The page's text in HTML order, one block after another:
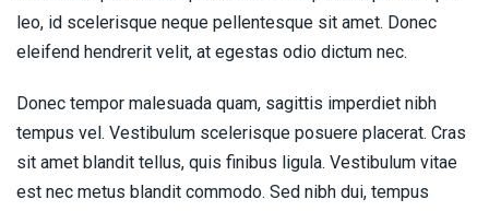
leo, id scelerisque neque pellentesque sit amet. Donec
eleifend hendrerit velit, at egestas odio dictum nec.
Donec tempor malesuada quam, sagittis imperdiet nibh
tempus vel. Vestibulum scelerisque posuere placerat. Cras
sit amet blandit tellus, quis finibus ligula. Vestibulum vitae
est nec metus blandit commodo. Sed nibh dui, tempus